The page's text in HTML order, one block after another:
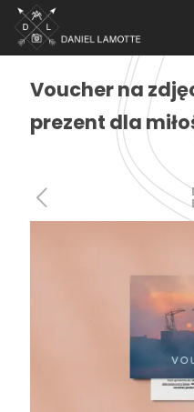
Voucher na
prezent dla